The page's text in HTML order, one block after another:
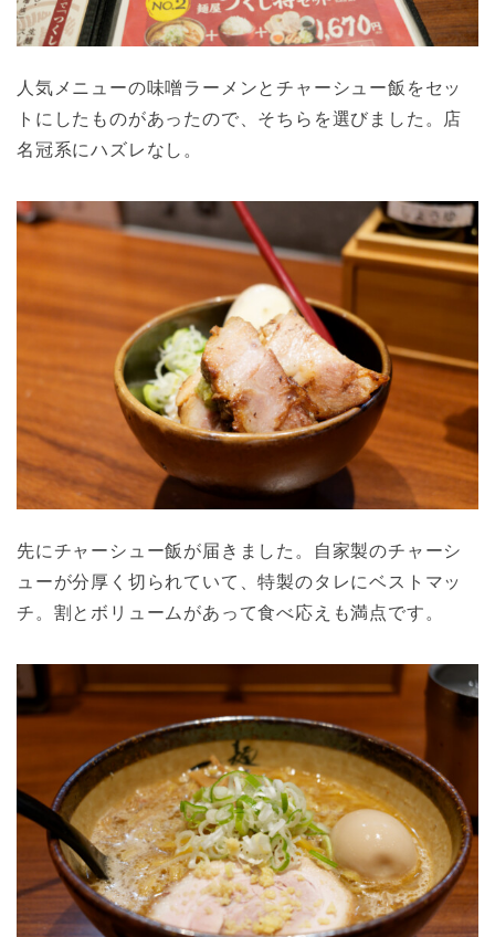
人気メニューの味噌ラーメンとチャーシュー飯をセッ
トにしたものがあったので、そちらを選びました。店
名冠系にハズレなし。
先にチャーシュー飯が届きました。自家製のチャーシ
ューが分厚く切られていて、特製のタレにベストマッ
チ。割とボリュームがあって食べ応えも満点です。